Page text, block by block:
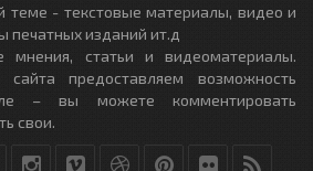
теме - текстовые материалы, видео и
печатных изданий ит.д
мнения, статьи и видеоматериалы.
сайта предоставляем возможность
– вы можете комментировать
свои.